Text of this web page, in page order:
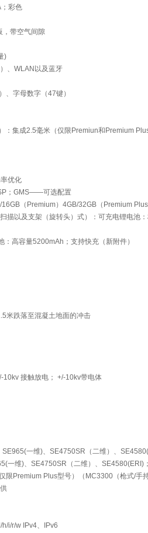
彩色
，带空气间隙
)
、WLAN以及蓝牙
、字母数字（47键）
：集成2.5毫米（仅限Premiun和Premium Plus
优化
；GMS——可选配置
（Premium）4GB/32GB（Premium Plus
描以及支架（旋转头）式）：可充电锂电池
高容量5200mAh；支持快充（新附件）
米跌落至混凝土地面的冲击
10kv 接触放电； +/-10kv带电体
一维)、SE4750SR（二维）、
一维)、SE4750SR（二维）、SE4580(ERI)
限Premium Plus型号）（MC3300（枪式/手
i/r/w IPv4、IPv6